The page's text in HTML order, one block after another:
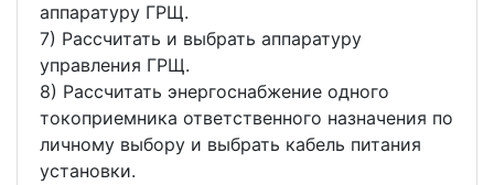
аппаратуру ГРЩ.
7) Рассчитать и выбрать аппаратуру
управления ГРЩ.
8) Рассчитать энергоснабжение одного
токоприемника ответственного назначения по
личному выбору и выбрать кабель питания
установки.